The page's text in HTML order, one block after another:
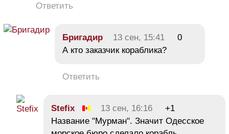
Ответить
Бригадир 13 сен, 15:41
0
А кто заказчик кораблика?
Ответить
Stefix 13 сен, 16:16
+1
Название "Мурман". Значит Одесское